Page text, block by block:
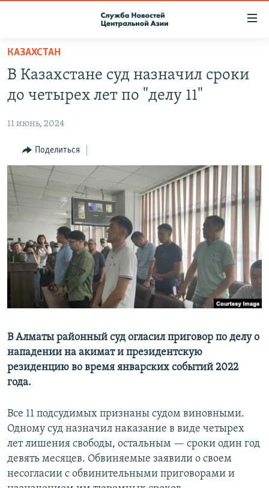
Вернуться
основному
содержанию
навигации
Вернутся
поиску
RFE/RL ДИРЕКТ
НАСТОЯЩЕЕ ВРЕМЯ
МИГРАНТ МЕДИА
КАЗАХСТАН
В Казахстане суд назначил сроки
до четырех лет по "делу 11"
11 июнь, 2024
Поделиться
В Алматы районный суд огласил приговор по делу о
нападении на акимат и президентскую
резиденцию во время январских событий 2022
года.
Все 11 подсудимых признаны судом виновными.
Одному суд назначил наказание в виде четырех
лет лишения свободы, остальным — сроки один год
девять месяцев. Обвиняемые заявили о своем
несогласии с обвинительными приговорами и